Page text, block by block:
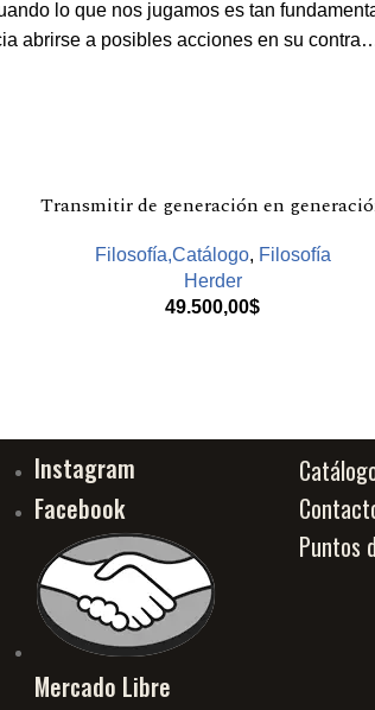
lo que nos jugamos es tan
abrirse a posibles acciones en su
Transmitir de generación en
Filosofía,Catálogo, Filosofía
Herder
49.500,00$
Instagram
Facebook
Mercado Libre
Puntos